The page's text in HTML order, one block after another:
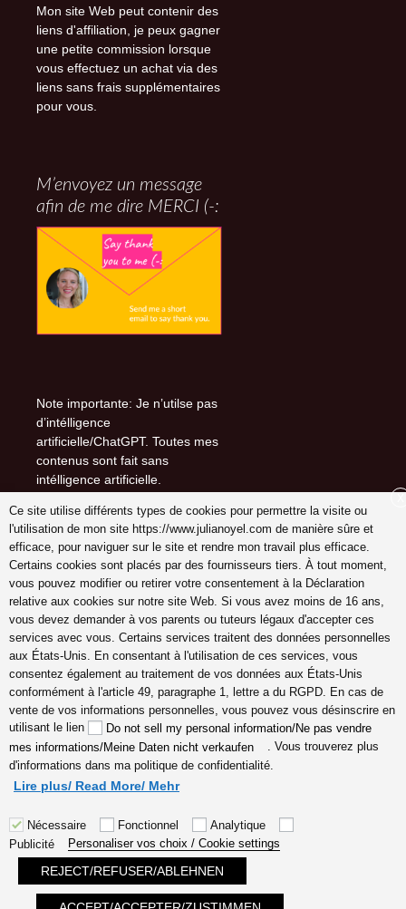
Mon site Web peut contenir des
liens d'affiliation, je peux gagner
une petite commission lorsque
vous effectuez un achat via des
liens sans frais supplémentaires
pour vous.
M’envoyez un message
afin de me dire MERCI (-:
Note importante: Je n’utilse pas
d’intélligence
artificielle/ChatGPT. Toutes mes
contenus sont fait sans
intélligence artificielle.
Suivez-moi sur (-:
youtube
INSTAGRAM
Pinterest
coach en gestion émotions,
communication, relation, amour
véritable Lyon, Cannes, France
en ligne, hypersensible
empathes créatifs, coaching
Fièrement propulsé par WordPress
Ce site utilise différents types de cookies pour permettre la visite ou
l'utilisation de mon site https://www.julianoyel.com de manière sûre et
efficace, pour naviguer sur le site et rendre mon travail plus efficace.
Certains cookies sont placés par des fournisseurs tiers. À tout moment,
vous pouvez modifier ou retirer votre consentement à la Déclaration
relative aux cookies sur notre site Web. Si vous avez moins de 16 ans,
vous devez demander à vos parents ou tuteurs légaux d'accepter ces
services avec vous. Certains services traitent des données personnelles
aux États-Unis. En consentant à l'utilisation de ces services, vous
consentez également au traitement de vos données aux États-Unis
conformément à l'article 49, paragraphe 1, lettre a du RGPD. En cas de
vente de vos informations personnelles, vous pouvez vous désinscrire en
utilisant le lien
Do not sell my personal information/Ne pas vendre
mes informations/Meine Daten nicht verkaufen
. Vous trouverez plus
d'informations dans ma politique de confidentialité.
Lire plus/ Read More/ Mehr
Nécessaire Fonctionnel
Analytique
Publicité
Personaliser vos choix / Cookie settings
REJECT/REFUSER/ABLEHNEN